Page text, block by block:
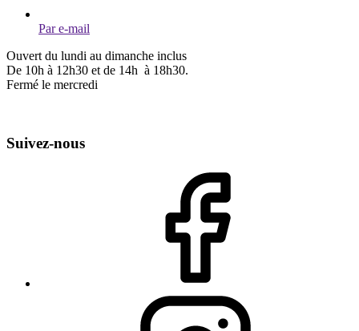
Par e-mail
Ouvert du lundi au dimanche inclus
De 10h à 12h30 et de 14h à 18h30.
Fermé le mercredi
Suivez-nous